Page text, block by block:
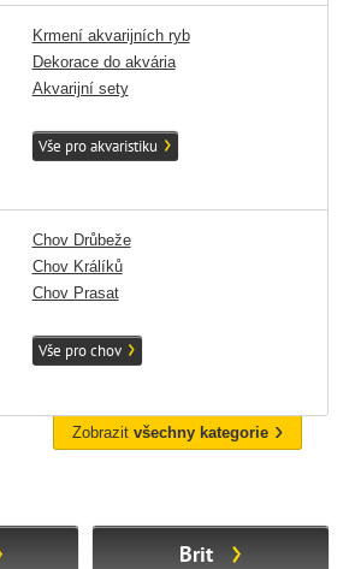
Krmení akvarijních ryb
Dekorace do akvária
Akvarijní sety
Vše pro akvaristiku
Chov Drůbeže
Chov Králíků
Chov Prasat
Vše pro chov
Zobrazit všechny kategorie
Brit